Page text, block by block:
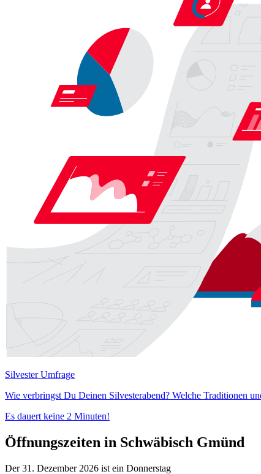
Silvester Umfrage
Wie verbringst Du Deinen Silvesterabend? Welche Traditionen
Es dauert keine 2 Minuten!
Öffnungszeiten in Schwäbisch Gmünd
Der 31. Dezember 2026 ist ein Donnerstag